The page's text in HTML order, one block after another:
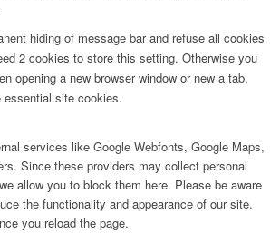
hiding of message bar and refuse all cookies
2 cookies to store this setting. Otherwise you
opening a new browser window or new a tab.
site cookies.
services like Google Webfonts, Google Maps,
Since these providers may collect personal
allow you to block them here. Please be aware
the functionality and appearance of our site.
you reload the page.